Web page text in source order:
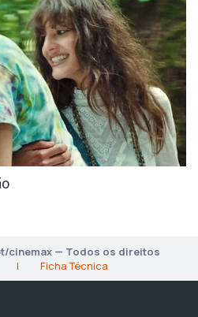
cinemax — Todos os direitos
| Ficha Técnica